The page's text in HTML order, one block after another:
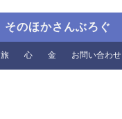
そのほかさんぶろぐ
旅 心 金 お問い合わせ